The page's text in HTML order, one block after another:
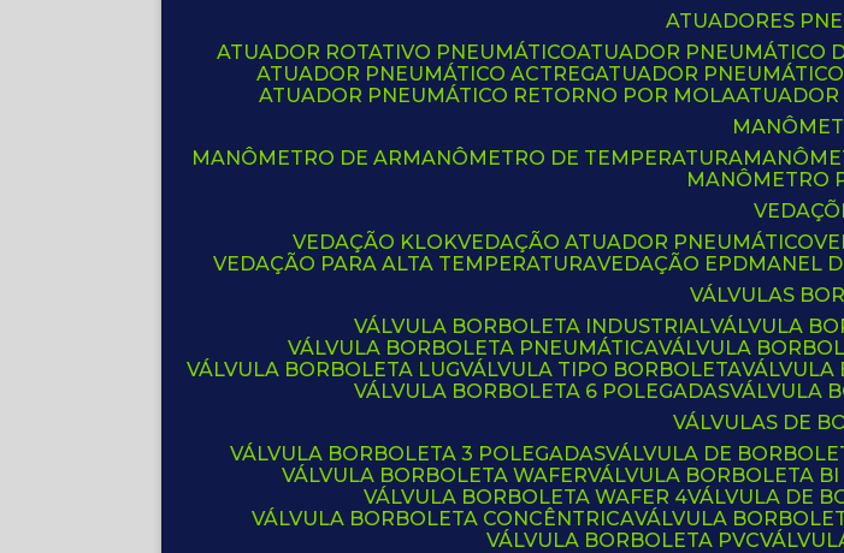
ATUADORES
ATUADOR ROTATIVO PNEUMÁTICO
ATUADOR PNEUMÁTICO
ATUADOR PNEUMÁTICO ACTREG
ATUADOR
ATUADOR PNEUMÁTICO RETORNO POR MOLA
MANÔMETRO DE AR
MANÔMETRO DE TEMPERATURA
MANÔMETRO
VEDAÇÃO KLOK VEDAÇÃO ATUADOR PNEUMÁTICO
VEDAÇÃO PARA ALTA TEMPERATURA VEDAÇÃO EPDM ANEL
VÁLVULAS
VÁLVULA BORBOLETA INDUSTRIAL VÁLVULA
VÁLVULA BORBOLETA PNEUMÁTICA VÁLVULA
VÁLVULA BORBOLETA LUG VÁLVULA TIPO BORBOLETA
VÁLVULA BORBOLETA 6 POLEGADAS VÁLVULA
VÁLVULAS DE
VÁLVULA BORBOLETA 3 POLEGADAS VÁLVULA DE
VÁLVULA BORBOLETA WAFER VÁLVULA BORBOLETA
VÁLVULA BORBOLETA WAFER 4 VÁLVULA DE
VÁLVULA BORBOLETA CONCÊNTRICA VÁLVULA
VÁLVULA BORBOLETA PVC